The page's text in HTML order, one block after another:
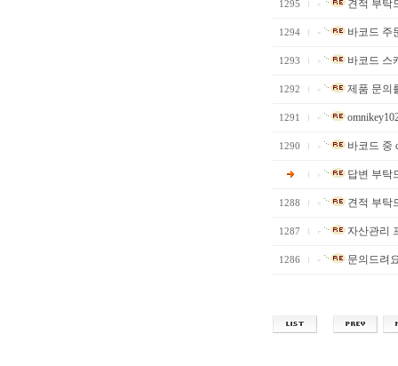
1295 견적 부탁
1294 바코드 주
1293 바코드 스
1292 제품 문의
1291
1290 바코드 중
답변 부탁
1288 견적 부탁
1287 자산관리
1286 문의드려